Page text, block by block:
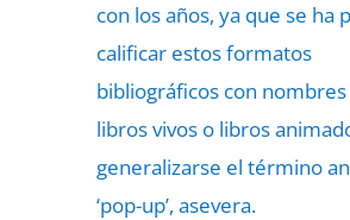
con los años, ya que se ha
calificar estos formatos
bibliográficos con
libros vivos o libros
generalizarse el término
‘pop-up’, asevera.